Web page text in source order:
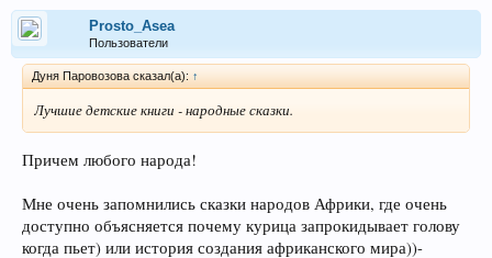
Prosto_Asea
Пользователи
Дуня Паровозова сказал(а): ↑
Лучшие детские книги - народные сказки.
Причем любого народа!
Мне очень запомнились сказки народов Африки, где очень
доступно объясняется почему курица запрокидывает голову
когда пьет) или история создания африканского мира))-